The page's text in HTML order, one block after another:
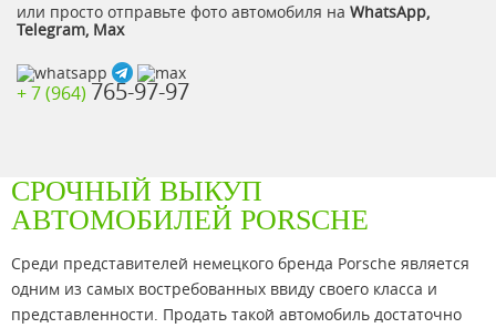
или просто отправьте фото автомобиля на WhatsApp,
Telegram, Max
+ 7 (964) 765-97-97
СРОЧНЫЙ ВЫКУП
АВТОМОБИЛЕЙ PORSCHE
Среди представителей немецкого бренда Porsche является
одним из самых востребованных ввиду своего класса и
представленности. Продать такой автомобиль достаточно